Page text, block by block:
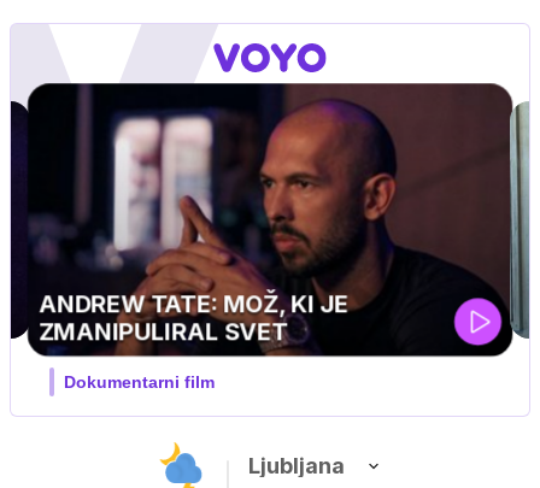
MOJ PRIJATELJ PINGVIN
Film meseca / družinski, pustolovski
Ljubljana